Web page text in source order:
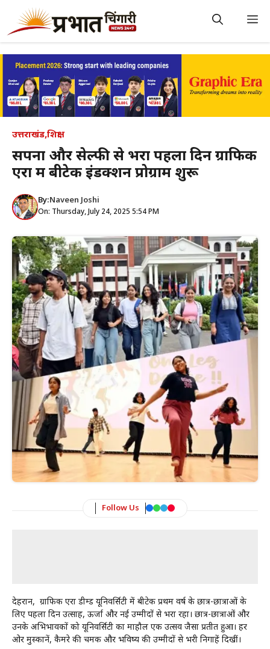
content
उत्तराखंड,शिक्षा
सपनों और सेल्फी से भरा पहला दिन ग्राफिक
एरा में बीटेक इंडक्शन प्रोग्राम शुरू
By:Naveen Joshi
On: Thursday, July 24, 2025 5:54 PM
Follow Us
देहरादून, ग्राफिक एरा डीम्ड यूनिवर्सिटी में बीटेक प्रथम वर्ष के छात्र-छात्राओं के
लिए पहला दिन उत्साह, ऊर्जा और नई उम्मीदों से भरा रहा। छात्र-छात्राओं और
उनके अभिभावकों को यूनिवर्सिटी का माहौल एक उत्सव जैसा प्रतीत हुआ। हर
ओर मुस्कानें, कैमरे की चमक और भविष्य की उम्मीदों से भरी निगाहें दिखीं।